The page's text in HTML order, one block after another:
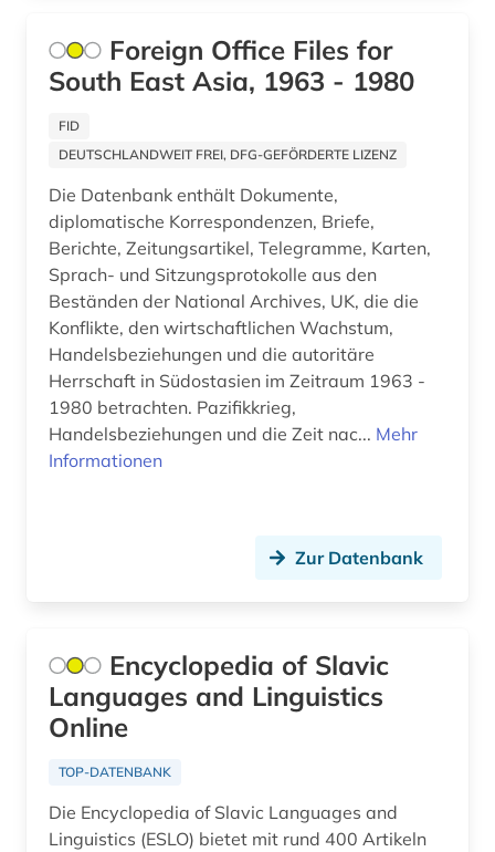
druckgraphik (1)
druckschrift (1)
dänemark (113)
dänisch-hallische mission (1)
dønna (1)
e-learning (1)
east india company (1)
edition (2)
einrichtung (1)
einwohnermelderegister (1)
Foreign Office Files for
South East Asia, 1963 - 1980
FID
DEUTSCHLANDWEIT FREI, DFG-GEFÖRDERTE LIZENZ
Die Datenbank enthält Dokumente,
diplomatische Korrespondenzen, Briefe,
Berichte, Zeitungsartikel, Telegramme, Karten,
Sprach- und Sitzungsprotokolle aus den
Beständen der National Archives, UK, die die
Konflikte, den wirtschaftlichen Wachstum,
Handelsbeziehungen und die autoritäre
Herrschaft in Südostasien im Zeitraum 1963 -
1980 betrachten. Pazifikkrieg,
Handelsbeziehungen und die Zeit nac... Mehr
Informationen
Zur Datenbank
Encyclopedia of Slavic
Languages and Linguistics
Online
TOP-DATENBANK
Die Encyclopedia of Slavic Languages and
Linguistics (ESLO) bietet mit rund 400 Artikeln